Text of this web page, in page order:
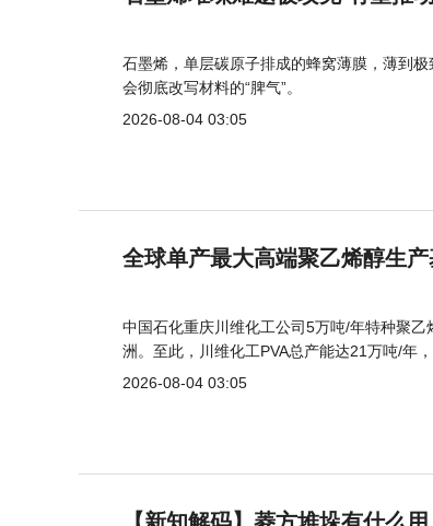
石墨烯，单层碳原子排成的蜂窝薄膜，薄到
会彻底改写材料的“脾气”。
2026-08-04 03:05
全球单产最大高端聚乙烯醇生
中国石化重庆川维化工公司5万吨/年特种聚
洲。至此，川维化工PVA总产能达21万吨/年
2026-08-04 03:05